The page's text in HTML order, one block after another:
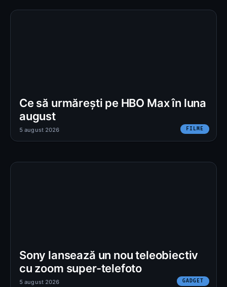
Ce să urmărești pe HBO Max în luna
august
FILME
5 august 2026
Sony lansează un nou teleobiectiv
cu zoom super-telefoto
GADGET
5 august 2026